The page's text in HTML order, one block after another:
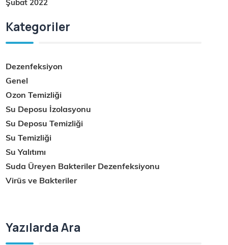
Şubat 2022
Kategoriler
Dezenfeksiyon
Genel
Ozon Temizliği
Su Deposu İzolasyonu
Su Deposu Temizliği
Su Temizliği
Su Yalıtımı
Suda Üreyen Bakteriler Dezenfeksiyonu
Virüs ve Bakteriler
Yazılarda Ara